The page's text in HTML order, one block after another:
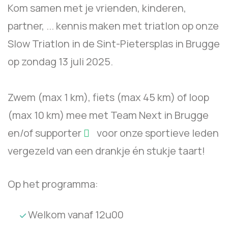
Kom samen met je vrienden, kinderen,
partner, ... kennis maken met triatlon op onze
Slow Triatlon in de Sint-Pietersplas in Brugge
op zondag 13 juli 2025.
Zwem (max 1 km), fiets (max 45 km) of loop
(max 10 km) mee met Team Next in Brugge
en/of supporter
voor onze sportieve leden
vergezeld van een drankje én stukje taart!
Op het programma:
Welkom vanaf 12u00